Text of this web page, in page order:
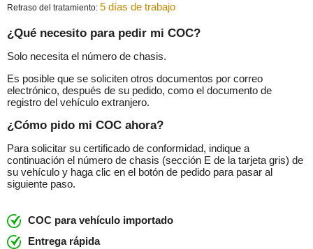
Retraso del tratamiento: 5 días de trabajo
¿Qué necesito para pedir mi COC?
Solo necesita el número de chasis.
Es posible que se soliciten otros documentos por correo
electrónico, después de su pedido, como el documento de
registro del vehículo extranjero.
¿Cómo pido mi COC ahora?
Para solicitar su certificado de conformidad, indique a
continuación el número de chasis (sección E de la tarjeta gris) de
su vehículo y haga clic en el botón de pedido para pasar al
siguiente paso.
COC para vehículo importado
Entrega rápida